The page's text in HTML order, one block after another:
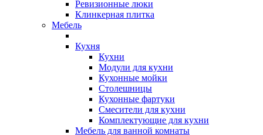
Ревизионные люки
Клинкерная плитка
Мебель
Кухня
Кухни
Модули для кухни
Кухонные мойки
Столешницы
Кухонные фартуки
Смесители для кухни
Комплектующие для кухни
Мебель для ванной комнаты